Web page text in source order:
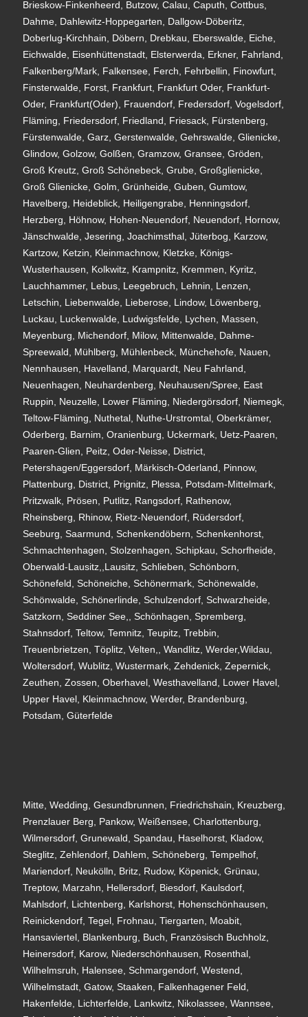
Brieskow-Finkenheerd, Butzow, Calau, Caputh, Cottbus,
Dahme, Dahlewitz-Hoppegarten, Dallgow-Döberitz,
Doberlug-Kirchhain, Döbern, Drebkau, Eberswalde, Eiche,
Eichwalde, Eisenhüttenstadt, Elsterwerda, Erkner, Fahrland,
Falkenberg/Mark, Falkensee, Ferch, Fehrbellin, Finowfurt,
Finsterwalde, Forst, Frankfurt, Frankfurt Oder, Frankfurt-
Oder, Frankfurt(Oder), Frauendorf, Fredersdorf, Vogelsdorf,
Fläming, Friedersdorf, Friedland, Friesack, Fürstenberg,
Fürstenwalde, Garz, Gerstenwalde, Gehrswalde, Glienicke,
Glindow, Golzow, Golßen, Gramzow, Gransee, Gröden,
Groß Kreutz, Groß Schönebeck, Grube, Großglienicke,
Groß Glienicke, Golm, Grünheide, Guben, Gumtow,
Havelberg, Heideblick, Heiligengrabe, Henningsdorf,
Herzberg, Höhnow, Hohen-Neuendorf, Neuendorf, Hornow,
Jänschwalde, Jesering, Joachimsthal, Jüterbog, Karzow,
Kartzow, Ketzin, Kleinmachnow, Kletzke, Königs-
Wusterhausen, Kolkwitz, Krampnitz, Kremmen, Kyritz,
Lauchhammer, Lebus, Leegebruch, Lehnin, Lenzen,
Letschin, Liebenwalde, Lieberose, Lindow, Löwenberg,
Luckau, Luckenwalde, Ludwigsfelde, Lychen, Massen,
Meyenburg, Michendorf, Milow, Mittenwalde, Dahme-
Spreewald, Mühlberg, Mühlenbeck, Münchehofe, Nauen,
Nennhausen, Havelland, Marquardt, Neu Fahrland,
Neuenhagen, Neuhardenberg, Neuhausen/Spree, East
Ruppin, Neuzelle, Lower Fläming, Niedergörsdorf, Niemegk,
Teltow-Fläming, Nuthetal, Nuthe-Urstromtal, Oberkrämer,
Oderberg, Barnim, Oranienburg, Uckermark, Uetz-Paaren,
Paaren-Glien, Peitz, Oder-Neisse, District,
Petershagen/Eggersdorf, Märkisch-Oderland, Pinnow,
Plattenburg, District, Prignitz, Plessa, Potsdam-Mittelmark,
Pritzwalk, Prösen, Putlitz, Rangsdorf, Rathenow,
Rheinsberg, Rhinow, Rietz-Neuendorf, Rüdersdorf,
Seeburg, Saarmund, Schenkendöbern, Schenkenhorst,
Schmachtenhagen, Stolzenhagen, Schipkau, Schorfheide,
Oberwald-Lausitz,,Lausitz, Schlieben, Schönborn,
Schönefeld, Schöneiche, Schönermark, Schönewalde,
Schönwalde, Schönerlinde, Schulzendorf, Schwarzheide,
Satzkorn, Seddiner See,, Schönhagen, Spremberg,
Stahnsdorf, Teltow, Temnitz, Teupitz, Trebbin,
Treuenbrietzen, Töplitz, Velten,, Wandlitz, Werder,Wildau,
Woltersdorf, Wublitz, Wustermark, Zehdenick, Zepernick,
Zeuthen, Zossen, Oberhavel, Westhavelland, Lower Havel,
Upper Havel, Kleinmachnow, Werder, Brandenburg,
Potsdam, Güterfelde
Mitte, Wedding, Gesundbrunnen, Friedrichshain, Kreuzberg,
Prenzlauer Berg, Pankow, Weißensee, Charlottenburg,
Wilmersdorf, Grunewald, Spandau, Haselhorst, Kladow,
Steglitz, Zehlendorf, Dahlem, Schöneberg, Tempelhof,
Mariendorf, Neukölln, Britz, Rudow, Köpenick, Grünau,
Treptow, Marzahn, Hellersdorf, Biesdorf, Kaulsdorf,
Mahlsdorf, Lichtenberg, Karlshorst, Hohenschönhausen,
Reinickendorf, Tegel, Frohnau, Tiergarten, Moabit,
Hansaviertel, Blankenburg, Buch, Französisch Buchholz,
Heinersdorf, Karow, Niederschönhausen, Rosenthal,
Wilhelmsruh, Halensee, Schmargendorf, Westend,
Wilhelmstadt, Gatow, Staaken, Falkenhagener Feld,
Hakenfelde, Lichterfelde, Lankwitz, Nikolassee, Wannsee,